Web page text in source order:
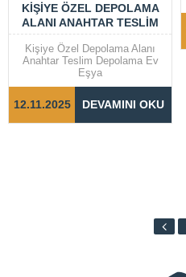
KIŞIYE ÖZEL DEPOLAMA
ALANI ANAHTAR TESLIM
DEPOLAMA EV EŞYA
Kişiye Özel Depolama Alanı
Anahtar Teslim Depolama Ev
Eşya
12.11.2025 DEVAMINI OKU